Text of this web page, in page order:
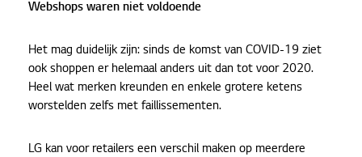
Webshops waren niet voldoende
Het mag duidelijk zijn: sinds de komst van COVID-19 ziet
ook shoppen er helemaal anders uit dan tot voor 2020.
Heel wat merken kreunden en enkele grotere ketens
worstelden zelfs met faillissementen.
LG kan voor retailers een verschil maken op meerdere